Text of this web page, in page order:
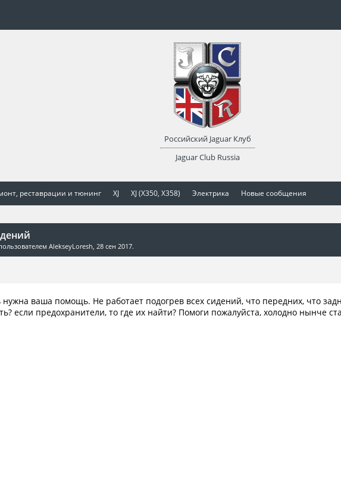
реставрации и тюнинг XJ XJ (X350, X358) Электрика Новые сообщения
AlekseyLoresh, 28 сен 2017.
ваша помощь. Не работает подогрев всех сидений, что передних, что
если предохранители, то где их найти? Помоги пожалуйста, холодно нынче
Российский Jaguar Клуб
Jaguar Club Russia